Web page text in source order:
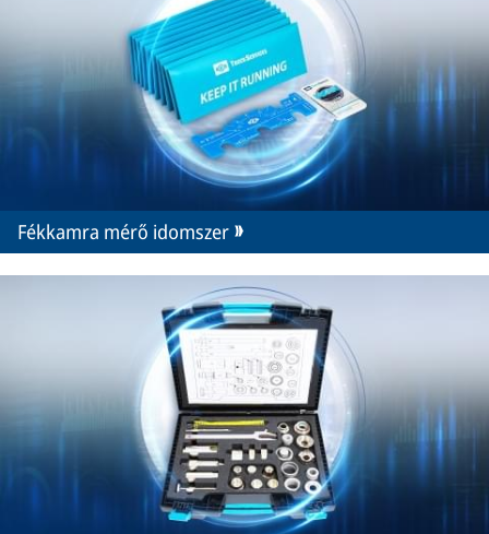
Fékkamra mérő idomszer